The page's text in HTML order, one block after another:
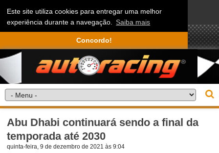
Este site utiliza cookies para entregar uma melhor
experiência durante a navegação. Saiba mais
Concordo!
Abu Dhabi continuará sendo a final da
temporada até 2030
quinta-feira, 9 de dezembro de 2021 às 9:04